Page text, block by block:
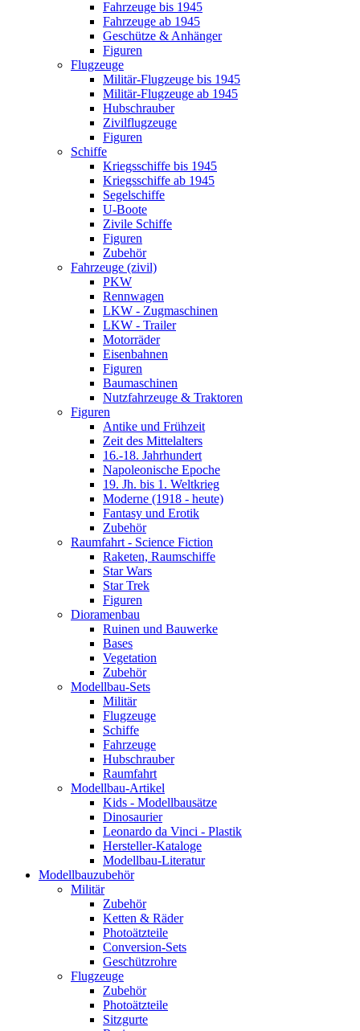
Fahrzeuge bis 1945
Fahrzeuge ab 1945
Geschütze & Anhänger
Figuren
Flugzeuge
Militär-Flugzeuge bis 1945
Militär-Flugzeuge ab 1945
Hubschrauber
Zivilflugzeuge
Figuren
Schiffe
Kriegsschiffe bis 1945
Kriegsschiffe ab 1945
Segelschiffe
U-Boote
Zivile Schiffe
Figuren
Zubehör
Fahrzeuge (zivil)
PKW
Rennwagen
LKW - Zugmaschinen
LKW - Trailer
Motorräder
Eisenbahnen
Figuren
Baumaschinen
Nutzfahrzeuge & Traktoren
Figuren
Antike und Frühzeit
Zeit des Mittelalters
16.-18. Jahrhundert
Napoleonische Epoche
19. Jh. bis 1. Weltkrieg
Moderne (1918 - heute)
Fantasy und Erotik
Zubehör
Raumfahrt - Science Fiction
Raketen, Raumschiffe
Star Wars
Star Trek
Figuren
Dioramenbau
Ruinen und Bauwerke
Bases
Vegetation
Zubehör
Modellbau-Sets
Militär
Flugzeuge
Schiffe
Fahrzeuge
Hubschrauber
Raumfahrt
Modellbau-Artikel
Kids - Modellbausätze
Dinosaurier
Leonardo da Vinci - Plastik
Hersteller-Kataloge
Modellbau-Literatur
Modellbauzubehör
Militär
Zubehör
Ketten & Räder
Photoätzteile
Conversion-Sets
Geschützrohre
Flugzeuge
Zubehör
Photoätzteile
Sitzgurte